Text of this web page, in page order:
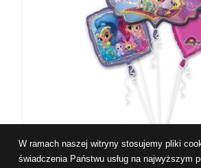
W ramach naszej witryny stosujemy pliki
świadczenia Państwu usług na najwyższym